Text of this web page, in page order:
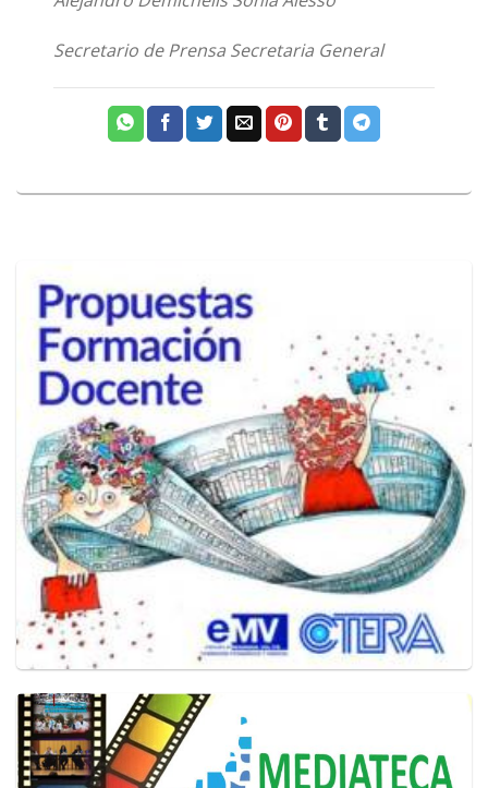
Secretario de Prensa Secretaria General